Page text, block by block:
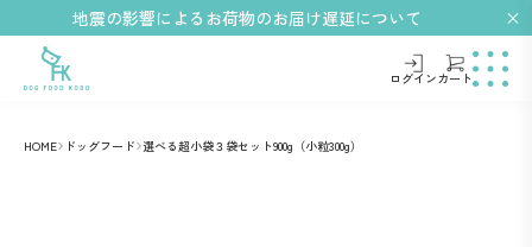
地震の影響によるお荷物のお届け遅延について
ログインカート
HOME ドッグフード 選べる超小袋３袋セット900g（小粒300g）